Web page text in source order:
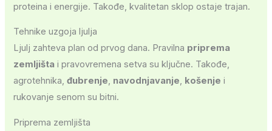
proteina i energije. Takođe, kvalitetan sklop ostaje trajan.
Tehnike uzgoja ljulja
Ljulj zahteva plan od prvog dana. Pravilna priprema
zemljišta i pravovremena setva su ključne. Takođe,
agrotehnika,đubrenje, navodnjavanje, košenje i
rukovanje senom su bitni.
Priprema zemljišta